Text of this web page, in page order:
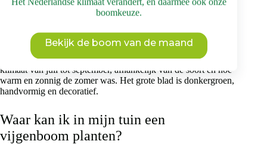
boomkeuze.
Bekijk de boom van de maand
Ja, je kunt zeker een vijgenboom (Ficus carica) kopen.
Brienissen is gespecialiseerd in grote bomen kweken en
bomen kopen, waaronder de vijg. Deze bladverliezende,
snelgroeiende boom of struik wordt in Nederland meestal zo’n
twee tot vijf meter hoog. Doorgaans rijpen de vijgen in ons
klimaat van juli tot september, afhankelijk van de soort en hoe
warm en zonnig de zomer was. Het grote blad is donkergroen,
handvormig en decoratief.
Waar kan ik in mijn tuin een
vijgenboom planten?